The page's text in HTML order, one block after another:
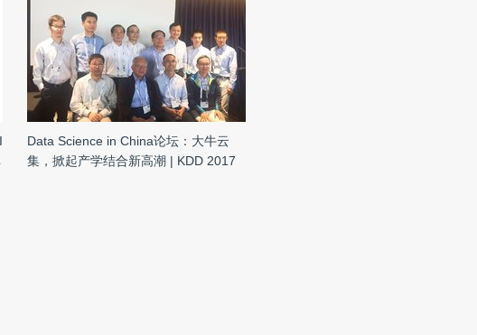
Data Science in China论坛：大牛云
集，掀起产学结合新高潮 | KDD 2017